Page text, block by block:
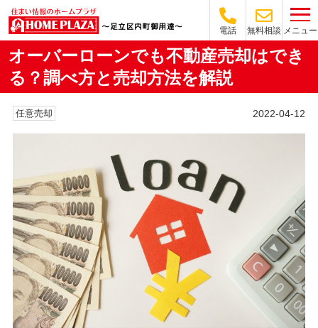
電話 無料相談 メニュー
オーバーローンでも不動産売却はでき
る？調べ方と売却方法を解説
任意売却 2022-04-12